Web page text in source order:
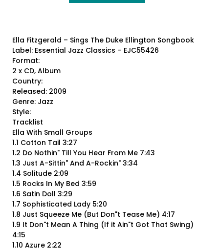
Ella Fitzgerald – Sings The Duke Ellington Songbook
Label: Essential Jazz Classics – EJC55426
Format:
2 x CD, Album
Country:
Released: 2009
Genre: Jazz
Style:
Tracklist
Ella With Small Groups
1.1 Cotton Tail 3:27
1.2 Do Nothin" Till You Hear From Me 7:43
1.3 Just A-Sittin" And A-Rockin" 3:34
1.4 Solitude 2:09
1.5 Rocks In My Bed 3:59
1.6 Satin Doll 3:29
1.7 Sophisticated Lady 5:20
1.8 Just Squeeze Me (But Don"t Tease Me) 4:17
1.9 It Don"t Mean A Thing (If it Ain"t Got That Swing)
4:15
1.10 Azure 2:22